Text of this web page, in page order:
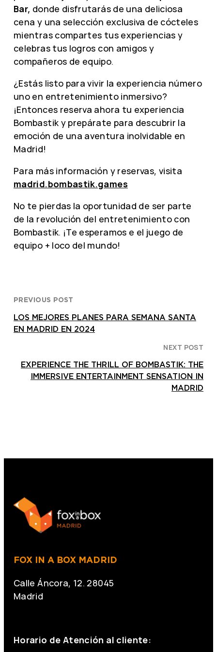
Bar, donde disfrutarás de una deliciosa
cena y una selección exclusiva de cócteles
mientras compartes tus experiencias y
celebras tus logros con amigos y
compañeros de equipo.
¿Estás listo para vivir la experiencia número
uno en entretenimiento inmersivo?
¡Entonces reserva ahora tu experiencia
Bombastik y prepárate para descubrir la
emoción de una aventura inolvidable en
Madrid!
Para más información y reservas, visita
madrid.bombastik.games
No te pierdas la oportunidad de ser parte
de la revolución del entretenimiento con
Bombastik. ¡Te esperamos e el juego de
equipo + loco del mundo!
PREVIOUS POST
LOS MEJORES PLANES PARA SEMANA SANTA
EN MADRID EN 2024
NEXT POST
EXPERIENCE THE THRILL OF BOMBASTIK: THE
IMMERSIVE ENTERTAINMENT SENSATION IN
MADRID
FOX IN A BOX MADRID
Calle Áncora, 12. 28045
Madrid
Horario de Atención al cliente: